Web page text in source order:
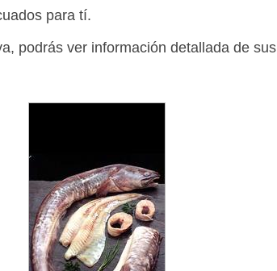
para tí.
podrás ver información detallada de sus